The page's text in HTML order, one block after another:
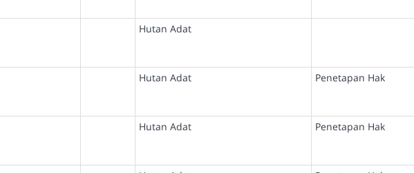
Hutan Adat
Hutan Adat Penetapan Hak
Hutan Adat Penetapan Hak